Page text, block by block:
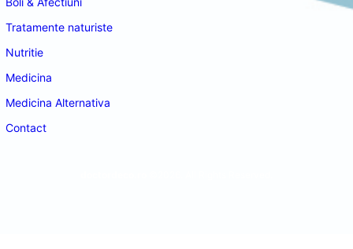
Tratamente naturiste
Nutritie
Medicina
Medicina Alternativa
Contact